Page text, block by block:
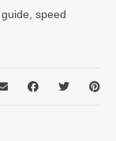
guide speed